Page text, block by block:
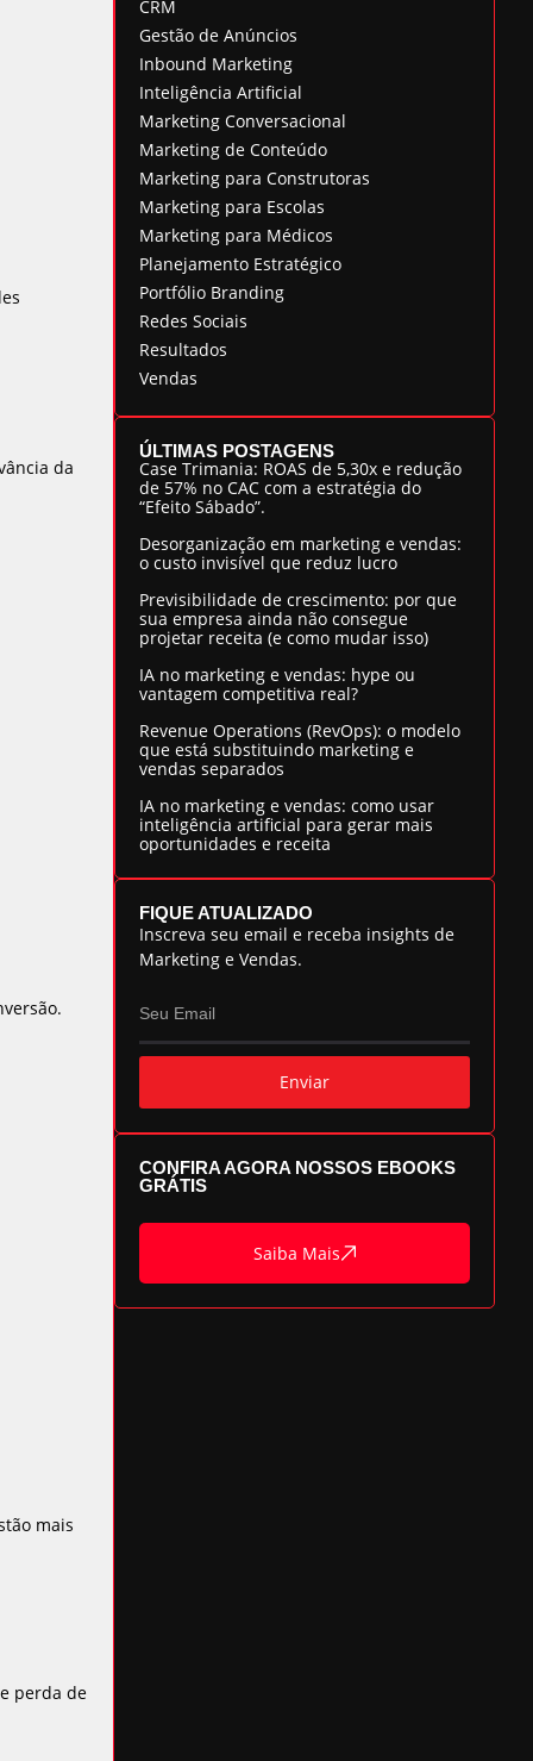
da
mais
perda de
CRM
Gestão de Anúncios
Inbound Marketing
Inteligência Artificial
Marketing Conversacional
Marketing de Conteúdo
Marketing para Construtoras
Marketing para Escolas
Marketing para Médicos
Planejamento Estratégico
Portfólio Branding
Redes Sociais
Resultados
Vendas
ÚLTIMAS POSTAGENS
Case Trimania: ROAS de 5,30x e redução
de 57% no CAC com a estratégia do
“Efeito Sábado”.
Desorganização em marketing e vendas:
o custo invisível que reduz lucro
Previsibilidade de crescimento: por que
sua empresa ainda não consegue
projetar receita (e como mudar isso)
IA no marketing e vendas: hype ou
vantagem competitiva real?
Revenue Operations (RevOps): o modelo
que está substituindo marketing e
vendas separados
IA no marketing e vendas: como usar
inteligência artificial para gerar mais
oportunidades e receita
FIQUE ATUALIZADO
Inscreva seu email e receba insights de
Marketing e Vendas.
Enviar
CONFIRA AGORA NOSSOS EBOOKS
GRÁTIS
Saiba Mais